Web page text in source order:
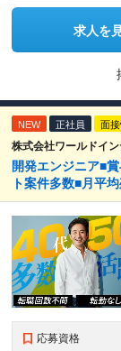
求人を
NEW 正社員 面
株式会社ワールドイ
開発エンジニア■
ト案件多数■月平
応募資格